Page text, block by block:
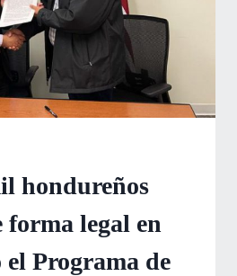
hondureños
legal en
Programa de